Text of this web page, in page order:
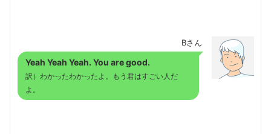
Bさん
Yeah Yeah Yeah. You are good.
訳）わかったわかったよ。もう君はすごい人だ
よ。